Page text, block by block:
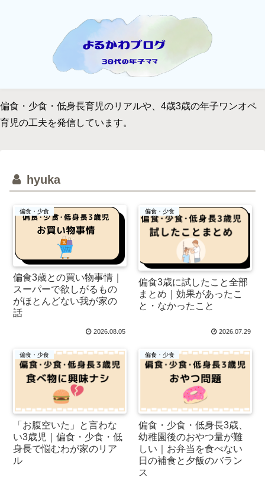
偏食・少食・低身長育児のリアルや、4歳3歳の年子ワンオペ
育児の工夫を発信しています。
hyuka
偏食・少食
偏食3歳との買い物事情｜
スーパーで欲しがるもの
がほとんどない我が家の
話
2026.08.05
偏食・少食
偏食3歳に試したこと全部
まとめ｜効果があったこ
と・なかったこと
2026.07.29
偏食・少食
「お腹空いた」と言わな
い3歳児｜偏食・少食・低
身長で悩むわが家のリア
ル
偏食・少食
偏食・少食・低身長3歳、
幼稚園後のおやつ量が難
しい｜お弁当を食べない
日の補食と夕飯のバラン
ス